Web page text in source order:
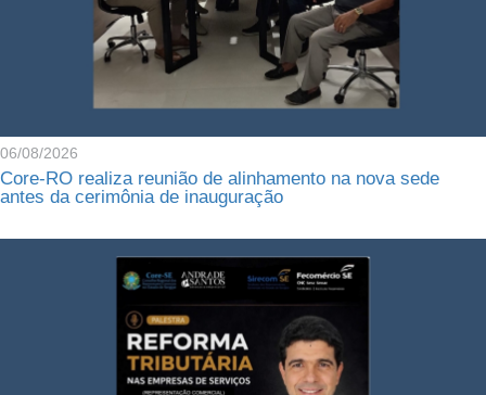
06/08/2026
Core-RO realiza reunião de alinhamento na nova sede
antes da cerimônia de inauguração